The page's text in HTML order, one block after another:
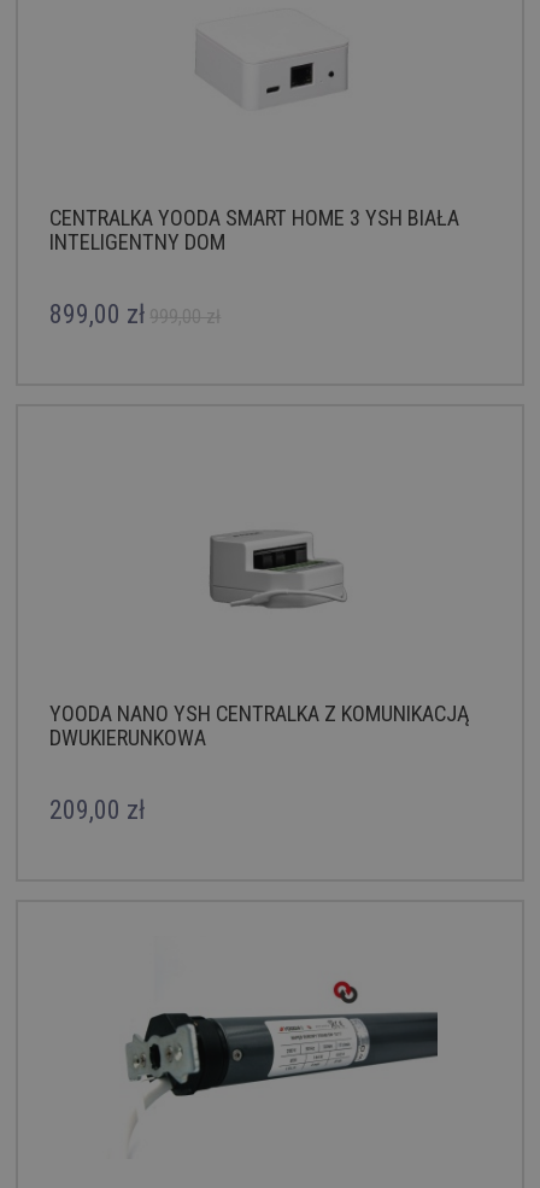
CENTRALKA YOODA SMART HOME 3 YSH BIAŁA
INTELIGENTNY DOM
899,00 zł 999,00 zł
YOODA NANO YSH CENTRALKA Z KOMUNIKACJĄ
DWUKIERUNKOWA
209,00 zł